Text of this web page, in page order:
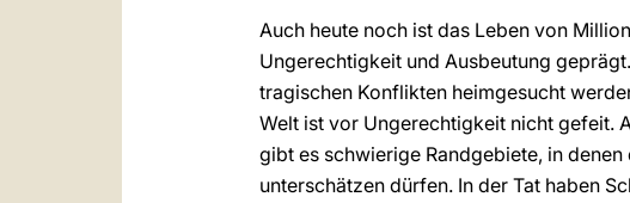
Auch heute noch ist das Leben von
Ungerechtigkeit und Ausbeutung
tragischen Konflikten heimgesucht
Welt ist vor Ungerechtigkeit nicht gefeit.
gibt es schwierige Randgebiete, in
unterschätzen dürfen. In der Tat haben